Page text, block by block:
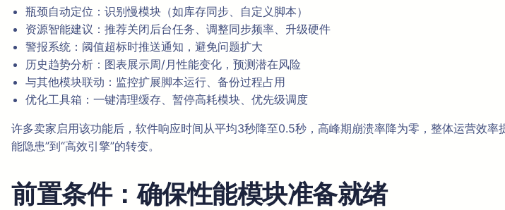
瓶颈自动定位：识别慢模块（如库存同步、自定义脚本）
资源智能建议：推荐关闭后台任务、调整同步频率、升级硬件
警报系统：阈值超标时推送通知，避免问题扩大
历史趋势分析：图表展示周/月性能变化，预测潜在风险
与其他模块联动：监控扩展脚本运行、备份过程占用
优化工具箱：一键清理缓存、暂停高耗模块、优先级调度
许多卖家启用该功能后，软件响应时间从平均3秒降至0.5秒，高峰期崩溃率降为零，整体运营效
能隐患”到“高效引擎”的转变。
前置条件：确保性能模块准备就绪